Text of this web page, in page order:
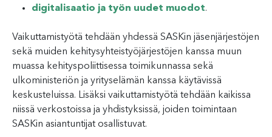
digitalisaatio ja työn uudet muodot.
Vaikuttamistyötä tehdään yhdessä SASKin jäsenjärjestöjen
sekä muiden kehitysyhteistyöjärjestöjen kanssa muun
muassa kehityspoliittisessa toimikunnassa sekä
ulkoministeriön ja yrityselämän kanssa käytävissä
keskusteluissa. Lisäksi vaikuttamistyötä tehdään kaikissa
niissä verkostoissa ja yhdistyksissä, joiden toimintaan
SASKin asiantuntijat osallistuvat.